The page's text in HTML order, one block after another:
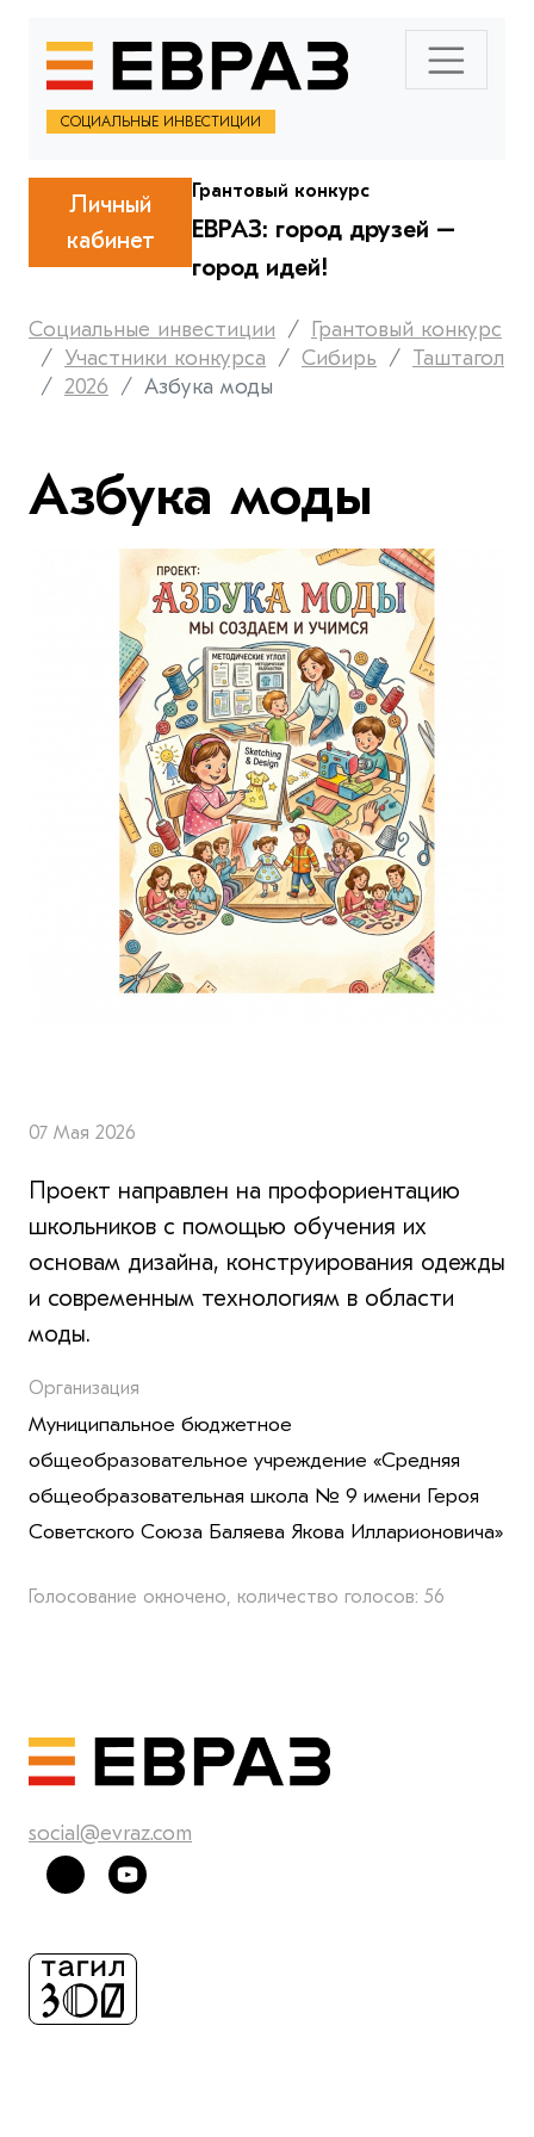
СОЦИАЛЬНЫЕ ИНВЕСТИЦИИ
Личный
кабинет
Грантовый конкурс
ЕВРАЗ: город друзей –
город идей!
Социальные инвестиции
Грантовый конкурс
Участники конкурса
Сибирь
Таштагол
2026
Азбука моды
Азбука моды
07 Мая 2026
Проект направлен на профориентацию
школьников с помощью обучения их
основам дизайна, конструирования одежды
и современным технологиям в области
моды.
Организация
Муниципальное бюджетное
общеобразовательное учреждение «Средняя
общеобразовательная школа № 9 имени Героя
Советского Союза Баляева Якова Илларионовича»
Голосование окночено, количество голосов: 56
social@evraz.com